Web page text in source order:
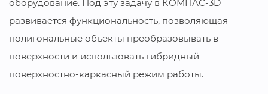
оборудование. Под эту задачу в КОМПАС-3D
развивается функциональность, позволяющая
полигональные объекты преобразовывать в
поверхности и использовать гибридный
поверхностно-каркасный режим работы.